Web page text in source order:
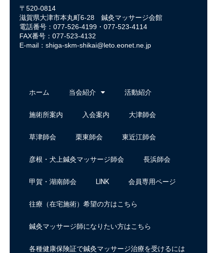
〒520-0814
滋賀県大津市本丸町6-28 鍼灸マッサージ会館
電話番号：077-526-4199・077-523-4114
FAX番号：077-523-4132
E-mail： shiga-skm-shikai@leto.eonet.ne.jp
ホーム 当会紹介 活動紹介
施術所案内 入会案内 大津師会
草津師会 栗東師会 東近江師会
彦根・犬上鍼灸マッサージ師会 長浜師会
甲賀・湖南師会 LINK 会員専用ページ
往療（在宅施術）希望の方はこちら
鍼灸マッサージ師になりたい方はこちら
各種健康保険証で鍼灸マッサージ治療を受けるには